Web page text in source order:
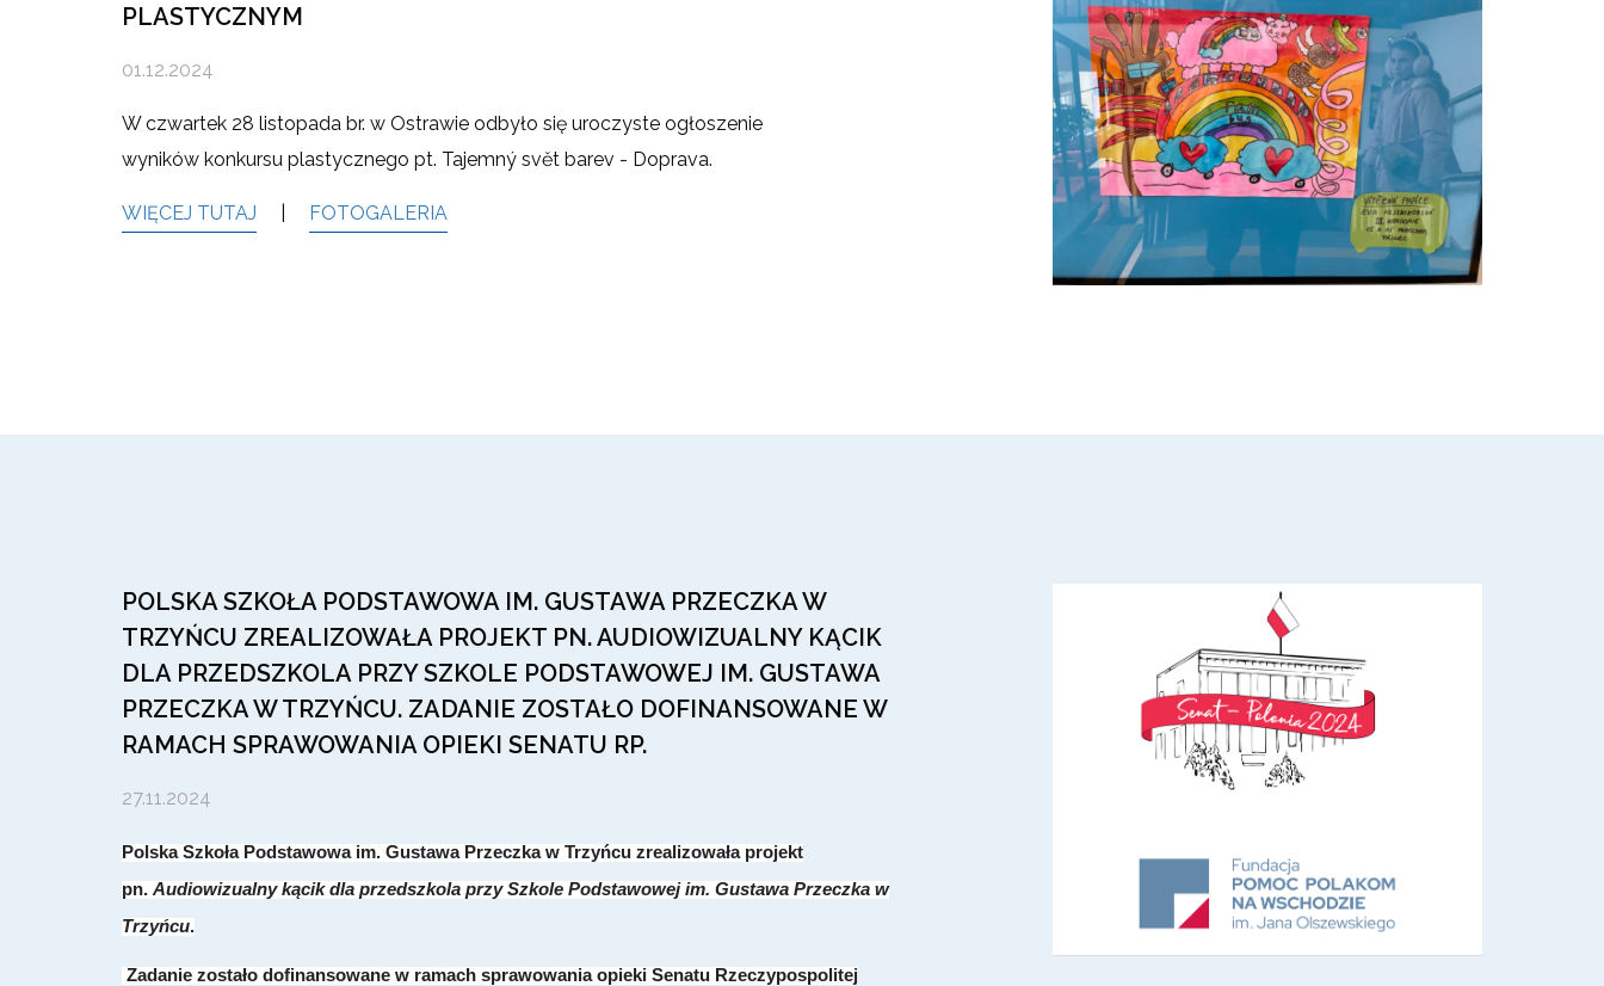
PLASTYCZNYM
01.12.2024
W czwartek 28 listopada br. w Ostrawie odbyło się uroczyste ogłoszenie
wyników konkursu plastycznego pt. Tajemný svět barev - Doprava.
WIĘCEJ TUTAJ FOTOGALERIA
POLSKA SZKOŁA PODSTAWOWA IM. GUSTAWA PRZECZKA W
TRZYŃCU ZREALIZOWAŁA PROJEKT PN. AUDIOWIZUALNY KĄCIK
DLA PRZEDSZKOLA PRZY SZKOLE PODSTAWOWEJ IM. GUSTAWA
PRZECZKA W TRZYŃCU. ZADANIE ZOSTAŁO DOFINANSOWANE W
RAMACH SPRAWOWANIA OPIEKI SENATU RP.
27.11.2024
Polska Szkoła Podstawowa im. Gustawa Przeczka w Trzyńcu zrealizowała projekt
pn. Audiowizualny kącik dla przedszkola przy Szkole Podstawowej im. Gustawa Przeczka w
Trzyńcu.
Zadanie zostało dofinansowane w ramach sprawowania opieki Senatu Rzeczypospolitej